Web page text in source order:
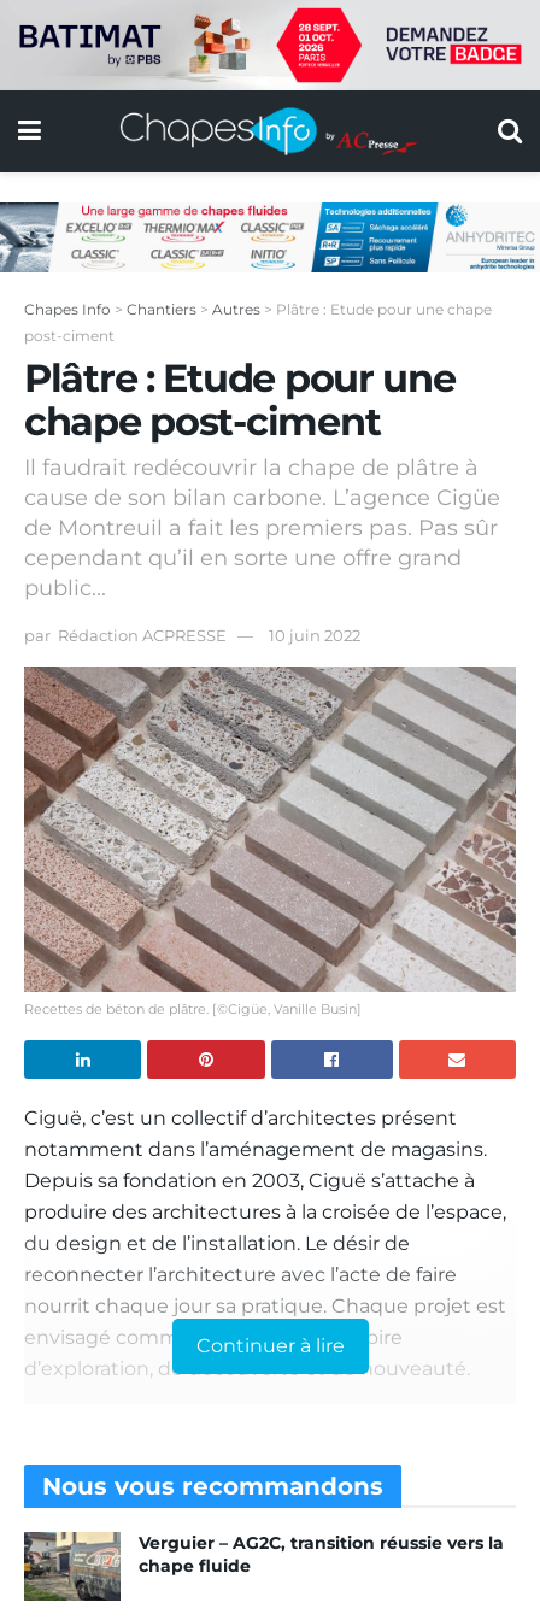
Chapes Info > Chantiers > Autres > Plâtre : Etude pour une chape
post-ciment
Plâtre : Etude pour une
chape post-ciment
Il faudrait redécouvrir la chape de plâtre à
cause de son bilan carbone. L’agence Cigüe
de Montreuil a fait les premiers pas. Pas sûr
cependant qu’il en sorte une offre grand
public...
par Rédaction ACPRESSE 10 juin 2022
Recettes de béton de plâtre. [©Cigüe, Vanille Busin]
Ciguë, c’est un collectif d’architectes présent
notamment dans l’aménagement de magasins.
Depuis sa fondation en 2003, Ciguë s’attache à
produire des architectures à la croisée de l’espace,
du design et de l’installation. Le désir de
reconnecter l’architecture avec l’acte de faire
nourrit chaque jour sa pratique. Chaque projet est
envisagé comme un nouveau territoire
d’exploration, de découverte et de nouveauté.
aujourd’hui une vingtaine de personnes y
développe des projets d’une grande diversité, du
bâtiment public à l’objet sur mesure, en passant
par la réhabilitation de lieux patrimoniaux, la
création de lieux de vie, de lieux de production et
Continuer à lire
Nous vous recommandons
Verguier – AG2C, transition réussie vers la
chape fluide